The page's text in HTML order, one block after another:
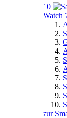
10
Watch
zur